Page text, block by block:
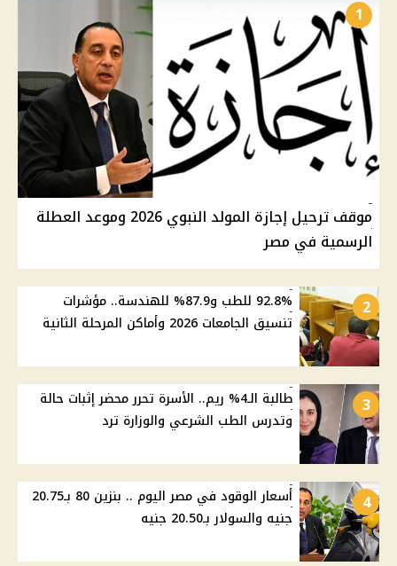
1
موقف ترحيل إجازة المولد النبوي 2026 وموعد العطلة
الرسمية في مصر
2
92.8% للطب و87.9% للهندسة.. مؤشرات
تنسيق الجامعات 2026 وأماكن المرحلة الثانية
3
طالبة الـ4% ريم.. الأسرة تحرر محضر إثبات حالة
وتدرس الطب الشرعي والوزارة ترد
4
أسعار الوقود في مصر اليوم .. بنزين 80 بـ20.75
جنيه والسولار بـ20.50 جنيه